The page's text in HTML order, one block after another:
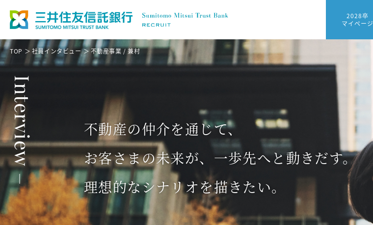
2028卒
マイページ
TOP 社員インタビュー 不動産事業 / 兼村
Interview
不動産の仲介を通じて、
お客さまの未来が、一歩先へと動きだす。
理想的なシナリオを描きたい。